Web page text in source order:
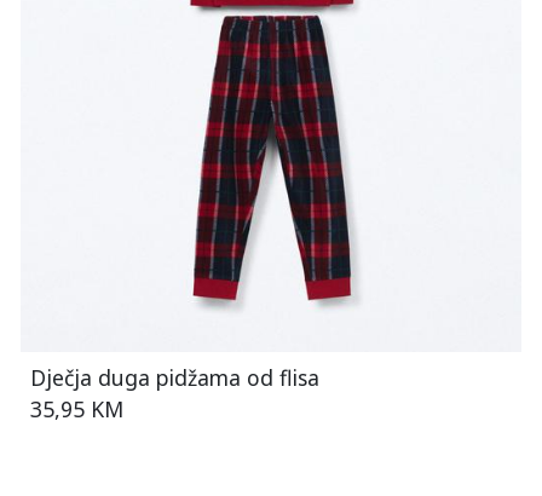
Dječja duga pidžama od flisa
35,95 KM